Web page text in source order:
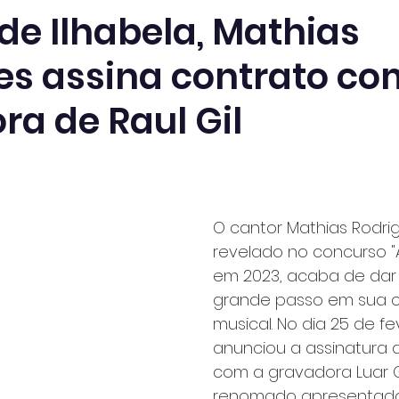
Ilhabela, Mathias
assina contrato
de Raul Gil
O cantor Mathias
revelado no concurso
em 2023, acaba de
grande passo em sua
musical. No dia 25 de
anunciou a
com a gravadora Luar